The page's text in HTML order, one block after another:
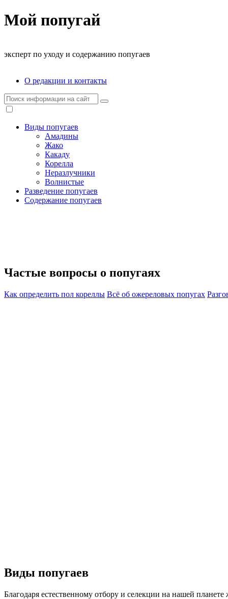
Мой попугай
эксперт по уходу и содержанию попугаев
О редакции и контакты
Виды попугаев
Амадины
Жако
Какаду
Корелла
Неразлучники
Волнистые
Разведение попугаев
Содержание попугаев
Частые вопросы о попугаях
Как определить пол кореллы Всё об ожереловых попугах
Виды попугаев
Благодаря естественному отбору и селекции на нашей